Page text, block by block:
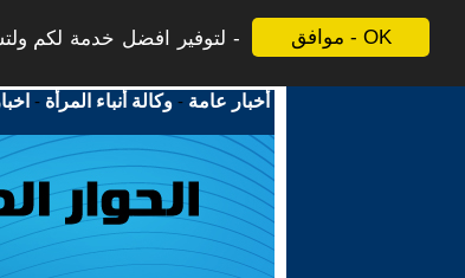
موافق - OK
لتوفير افضل خدمة لكم
أخبار عامة -وكالة أنباء المرأة -